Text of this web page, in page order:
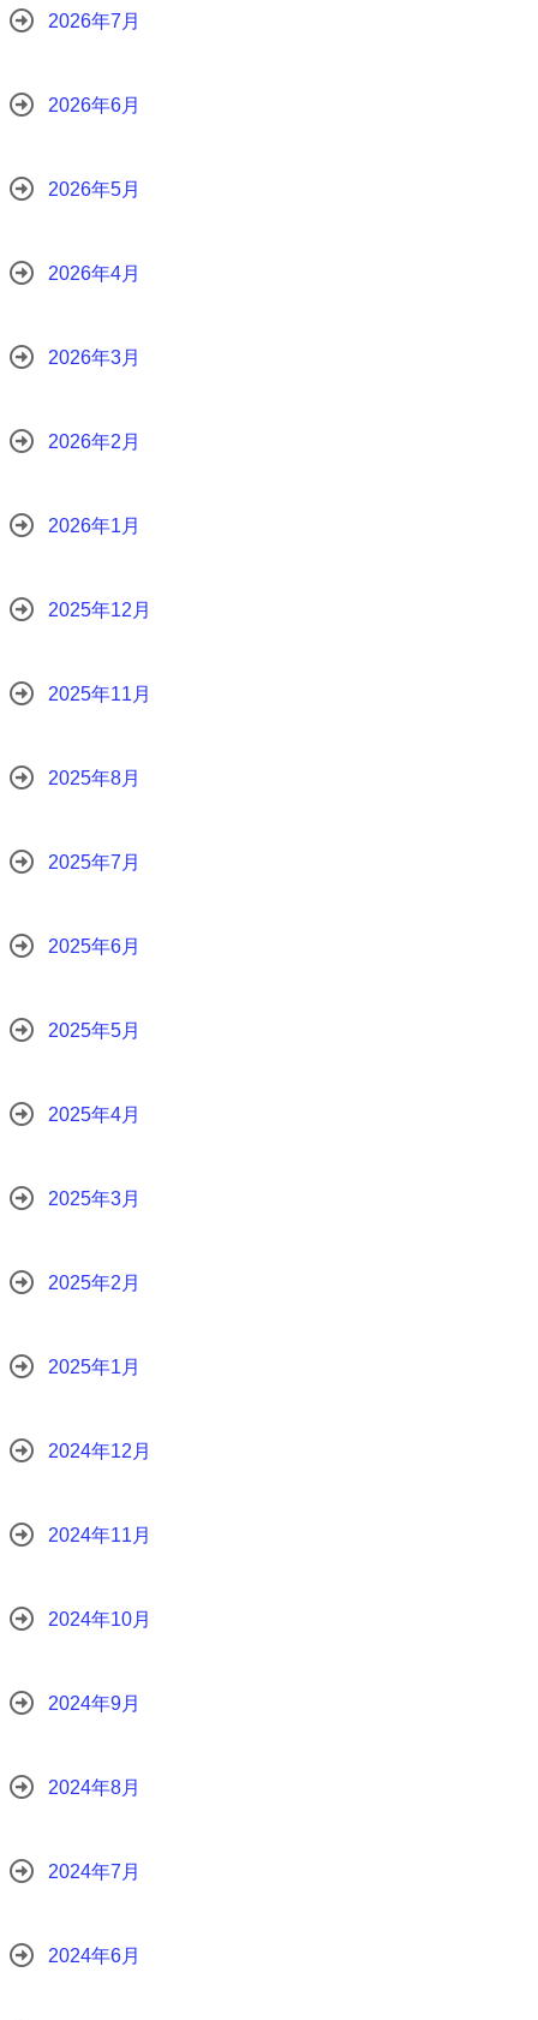
2026年7月
2026年6月
2026年5月
2026年4月
2026年3月
2026年2月
2026年1月
2025年12月
2025年11月
2025年8月
2025年7月
2025年6月
2025年5月
2025年4月
2025年3月
2025年2月
2025年1月
2024年12月
2024年11月
2024年10月
2024年9月
2024年8月
2024年7月
2024年6月